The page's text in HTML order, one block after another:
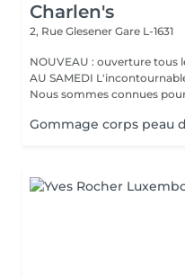
Charlen's
2, Rue Glesener Gare L-1631
NOUVEAU : ouverture tous
AU SAMEDI L'incontournable institut de beauté à Luxembourg.
Nous sommes connues
Gommage corps peau